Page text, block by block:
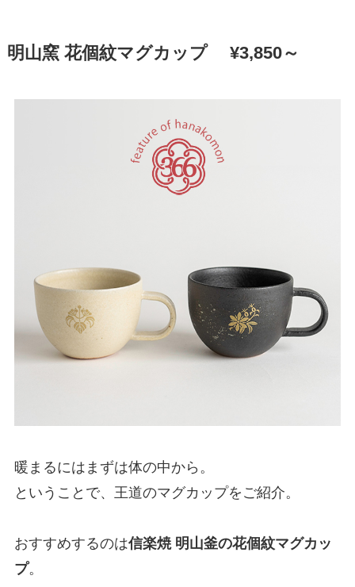
明山窯 花個紋マグカップ ¥3,850～
暖まるにはまずは体の中から。
ということで、王道のマグカップをご紹介。
おすすめするのは信楽焼 明山釜の花個紋マグカッ
プ。